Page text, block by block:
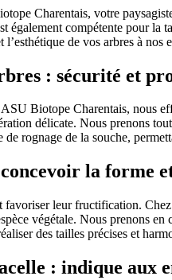
Charentais, votre
compétente pour la
l’esthétique de vos arbres à nos
: sécurité et
Biotope Charentais, nous
délicate. Nous prenons
rognage de la souche,
la forme
favoriser leur fructification.
végétale. Nous prenons
des tailles précises et
: indique aux